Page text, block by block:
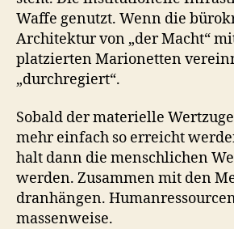
Waffe genutzt. Wenn die
Architektur von „der Macht“
platzierten Marionetten
„durchregiert“.
Sobald der materielle
mehr einfach so erreicht
halt dann die menschlichen
werden. Zusammen mit den
dranhängen.
massenweise.